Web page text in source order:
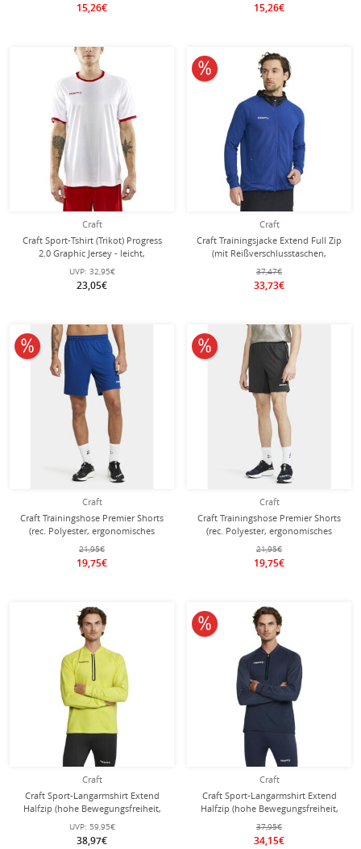
15,26€ 15,26€
Craft
Craft Sport-Tshirt (Trikot) Progress
2.0 Graphic Jersey - leicht,
funktionell und Stretchmaterial -
weiss/rot Herren
UVP: 32,95€
23,05€
Craft
Craft Trainingsjacke Extend Full Zip
(mit Reißverschlusstaschen,
elastisches Material) kobaltblau
Herren
37,47€
33,73€
10% reduziert
Craft
Craft Trainingshose Premier Shorts
(rec. Polyester, ergonomisches
Design) kurz kobaltblau Herren
21,95€
19,75€
10% reduziert
Craft
Craft Trainingshose Premier Shorts
(rec. Polyester, ergonomisches
Design) kurz dunkelgrau Herren
21,95€
19,75€
10% reduziert
Craft
Craft Sport-Langarmshirt Extend
Halfzip (hohe Bewegungsfreiheit,
bequeme Passform) gelb Herren
UVP: 59,95€
38,97€
Craft
Craft Sport-Langarmshirt Extend
Halfzip (hohe Bewegungsfreiheit,
bequeme Passform) navyblau
Herren
37,95€
34,15€
10% reduziert